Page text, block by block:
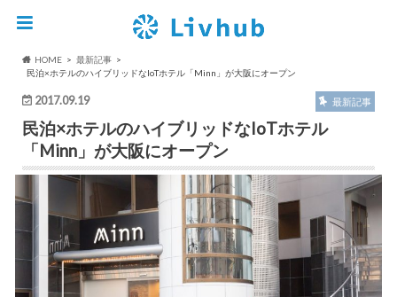
HOME
最新記事
民泊×ホテルのハイブリッドなIoTホテル「Minn」が大阪にオープン
2017.09.19 最新記事
民泊×ホテルのハイブリッドなIoTホテル
「Minn」が大阪にオープン